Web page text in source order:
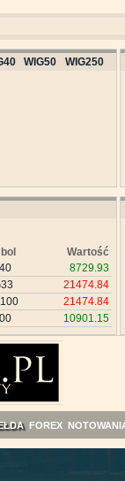
WIG50 WIG250
Wartość
8729.93
21474.84
21474.84
10901.15
FOREX